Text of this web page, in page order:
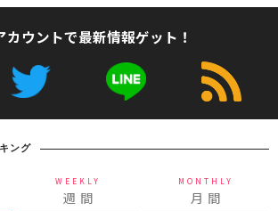
カウントで最新情報ゲット！
ング
WEEKLY
週 間
MONTHLY
月 間